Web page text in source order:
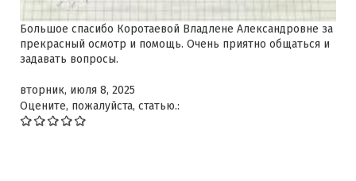
Большое спасибо Коротаевой Владлене Александровне за
прекрасный осмотр и помощь. Очень приятно общаться и
задавать вопросы.
вторник, июля 8, 2025
Оцените, пожалуйста, статью.: